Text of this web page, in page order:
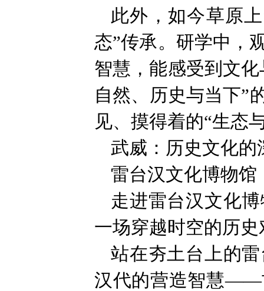
此外，如今草原
态”传承。研学中，
智慧，能感受到文
自然、历史与当下
见、摸得着的“生态
武威：历史文化的
雷台汉文化博物馆
走进雷台汉文化
一场穿越时空的历史
站在夯土台上的
汉代的营造智慧——